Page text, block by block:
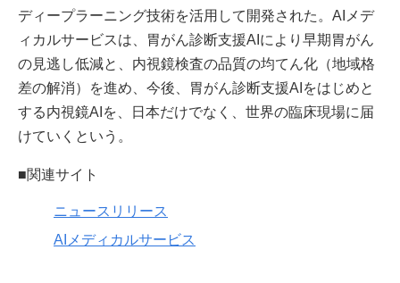
ディープラーニング技術を活用して開発された。AIメデ
ィカルサービスは、胃がん診断支援AIにより早期胃がん
の見逃し低減と、内視鏡検査の品質の均てん化（地域格
差の解消）を進め、今後、胃がん診断支援AIをはじめと
する内視鏡AIを、日本だけでなく、世界の臨床現場に届
けていくという。
■関連サイト
ニュースリリース
AIメディカルサービス